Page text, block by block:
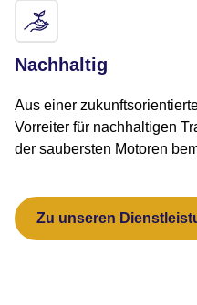
Nachhaltig
Aus einer
Vorreiter für nachhaltigen
der saubersten Motoren
Zu unseren